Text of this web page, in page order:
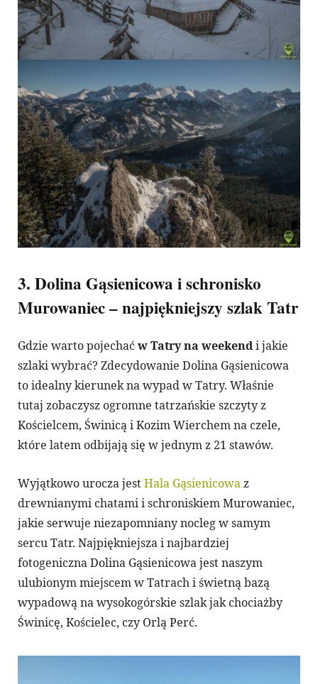
3. Dolina Gąsienicowa i schronisko
Murowaniec – najpiękniejszy szlak Tatr
Gdzie warto pojechaćw Tatry na weekendi jakie
szlaki wybrać? Zdecydowanie Dolina Gąsienicowa
to idealny kierunek na wypad w Tatry. Właśnie
tutaj zobaczysz ogromne tatrzańskie szczyty z
Kościelcem, Świnicą i Kozim Wierchem na czele,
które latem odbijają się w jednym z 21 stawów.
Wyjątkowo urocza jestHala Gąsienicowaz
drewnianymi chatami i schroniskiem Murowaniec,
jakie serwuje niezapomniany nocleg w samym
sercu Tatr. Najpiękniejsza i najbardziej
fotogeniczna Dolina Gąsienicowa jest naszym
ulubionym miejscem w Tatrach i świetną bazą
wypadową na wysokogórskie szlak jak chociażby
Świnicę, Kościelec, czy Orlą Perć.